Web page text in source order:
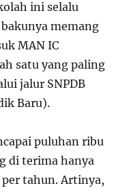
ini selalu
memang
MAN IC
satu yang paling
jalur SNPDB
Baru).
puluhan ribu
di terima hanya
per tahun. Artinya,